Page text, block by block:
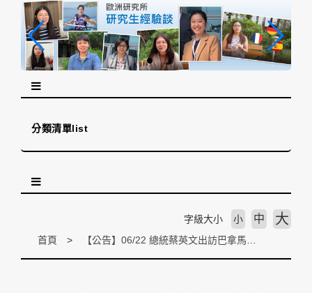
分類清單list
首頁
字級大小 小 中 大